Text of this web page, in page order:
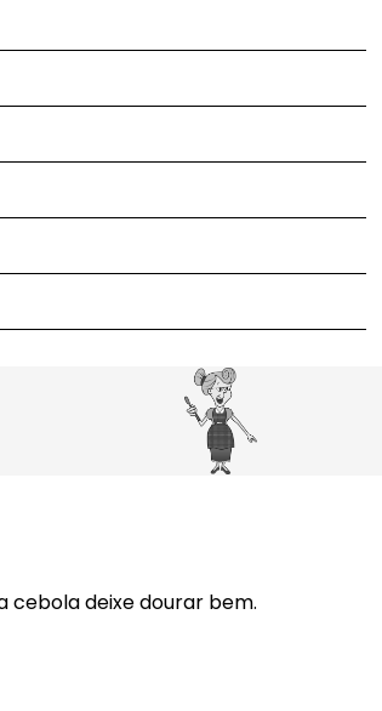
cebola deixe dourar bem.